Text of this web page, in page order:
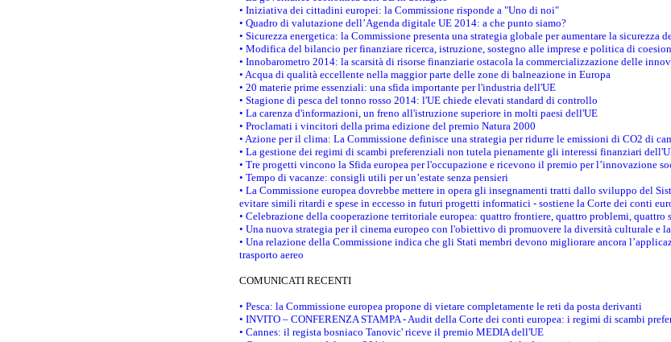
• Iniziativa dei cittadini europei: la Commissione risponde a "Uno di noi"
• Quadro di valutazione dell’Agenda digitale UE 2014: a che punto siamo?
• Sicurezza energetica: la Commissione presenta una strategia globale per aumentare la sicurezza
• Modifica del bilancio per finanziare ricerca, istruzione, sostegno alle imprese e politica di
• Innobarometro 2014: la scarsità di risorse finanziarie ostacola la commercializzazione delle
• Acqua di qualità eccellente nella maggior parte delle zone di balneazione in Europa
• 20 materie prime essenziali: una sfida importante per l'industria dell'UE
• Stagione di pesca del tonno rosso 2014: l'UE chiede elevati standard di controllo
• La carenza d'informazioni, un freno all'istruzione superiore in molti paesi dell'UE
• Proclamati i vincitori della prima edizione del premio Natura 2000
• Azione per il clima: La Commissione definisce una strategia per ridurre le emissioni di CO2 di
• La gestione dei regimi di scambi preferenziali non tutela pienamente gli interessi finanziari
• Tre progetti vincono la Sfida europea per l'occupazione e ricevono il premio per l’innovazione
• Tempo di vacanze: consigli utili per un’estate senza pensieri
• La Commissione europea dovrebbe mettere in opera gli insegnamenti tratti dallo sviluppo del
evitare simili ritardi e spese in eccesso in futuri progetti informatici - sostiene la Corte dei conti
• Celebrazione della cooperazione territoriale europea: quattro frontiere, quattro problemi, quattro
• Una nuova strategia per il cinema europeo con l'obiettivo di promuovere la diversità culturale e
• Una relazione della Commissione indica che gli Stati membri devono migliorare ancora
trasporto aereo
COMUNICATI RECENTI
• Pesca: la Commissione europea propone di vietare completamente le reti da posta derivanti
• INVITO – CONFERENZA STAMPA - Audit della Corte dei conti europea: i regimi di scambi
• Cannes: il regista bosniaco Tanovic' riceve il premio MEDIA dell'UE